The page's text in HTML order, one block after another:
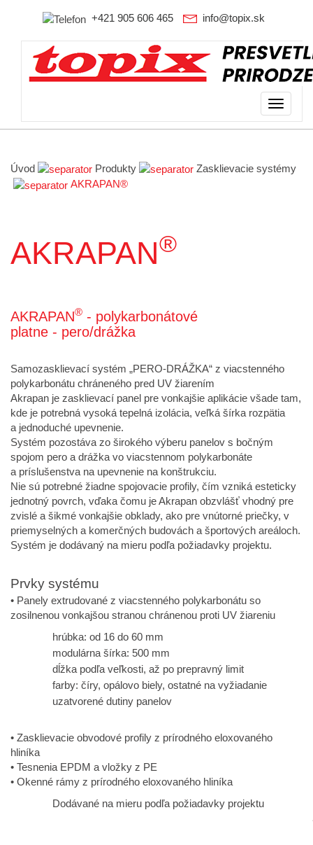
+421 905 606 465 info@topix.sk
Toggle
Úvod Produkty
Zasklievacie systémy
AKRAPAN®
AKRAPAN®
AKRAPAN® - polykarbonátové
platne - pero/drážka
Samozasklievací systém „PERO-DRÁŽKA“ z viacstenného
polykarbonátu chráneného pred UV žiarením
Akrapan je zasklievací panel pre vonkajšie aplikácie všade tam,
kde je potrebná vysoká tepelná izolácia, veľká šírka rozpätia
a jednoduché upevnenie.
Systém pozostáva zo širokého výberu panelov s bočným
spojom pero a drážka vo viacstennom polykarbonáte
a príslušenstva na upevnenie na konštrukciu.
Nie sú potrebné žiadne spojovacie profily, čím vzniká esteticky
jednotný povrch, vďaka čomu je Akrapan obzvlášť vhodný pre
zvislé a šikmé vonkajšie obklady, ako pre vnútorné priečky, v
priemyselných a komerčných budovách a športových areáloch.
Systém je dodávaný na mieru podľa požiadavky projektu.
Prvky systému
• Panely extrudované z viacstenného polykarbonátu so
zosilnenou vonkajšou stranou chránenou proti UV žiareniu
hrúbka: od 16 do 60 mm
modulárna šírka: 500 mm
dĺžka podľa veľkosti, až po prepravný limit
farby: číry, opálovo biely, ostatné na vyžiadanie
uzatvorené dutiny panelov
• Zasklievacie obvodové profily z prírodného eloxovaného
hliníka
• Tesnenia EPDM a vložky z PE
• Okenné rámy z prírodného eloxovaného hliníka
Dodávané na mieru podľa požiadavky projektu